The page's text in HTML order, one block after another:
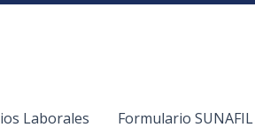
Laborales Formulario SUNAFIL